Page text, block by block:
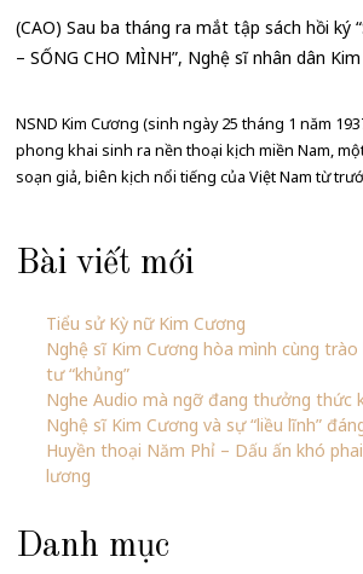
(CAO) Sau ba tháng ra mắt tập sách hồi ký
– SỐNG CHO MÌNH”, Nghệ sĩ nhân dân
NSND Kim Cương (sinh ngày 25 tháng 1 năm
phong khai sinh ra nền thoại kịch miền Nam,
soạn giả, biên kịch nổi tiếng của Việt Nam từ
Bài viết mới
Tiểu sử Kỳ nữ Kim Cương
Nghệ sĩ Kim Cương hòa mình cùng
tư “khủng”
Nghe Audio mà ngỡ đang thưởng thức
Nghệ sĩ Kim Cương và sự “liều lĩnh”
Huyền thoại Năm Phỉ – Dấu ấn khó
lương
Danh mục